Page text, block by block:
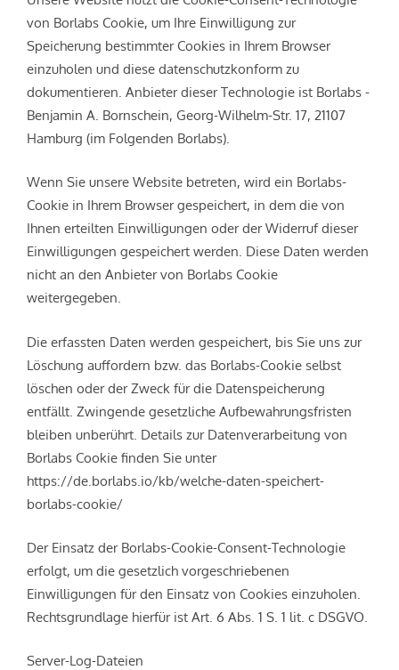
von Borlabs Cookie, um Ihre Einwilligung zur
Speicherung bestimmter Cookies in Ihrem Browser
einzuholen und diese datenschutzkonform zu
dokumentieren. Anbieter dieser Technologie ist Borlabs -
Benjamin A. Bornschein, Georg-Wilhelm-Str. 17, 21107
Hamburg (im Folgenden Borlabs).
Wenn Sie unsere Website betreten, wird ein Borlabs-
Cookie in Ihrem Browser gespeichert, in dem die von
Ihnen erteilten Einwilligungen oder der Widerruf dieser
Einwilligungen gespeichert werden. Diese Daten werden
nicht an den Anbieter von Borlabs Cookie
weitergegeben.
Die erfassten Daten werden gespeichert, bis Sie uns zur
Löschung auffordern bzw. das Borlabs-Cookie selbst
löschen oder der Zweck für die Datenspeicherung
entfällt. Zwingende gesetzliche Aufbewahrungsfristen
bleiben unberührt. Details zur Datenverarbeitung von
Borlabs Cookie finden Sie unter
https://de.borlabs.io/kb/welche-daten-speichert-
borlabs-cookie/
Der Einsatz der Borlabs-Cookie-Consent-Technologie
erfolgt, um die gesetzlich vorgeschriebenen
Einwilligungen für den Einsatz von Cookies einzuholen.
Rechtsgrundlage hierfür ist Art. 6 Abs. 1 S. 1 lit. c DSGVO.
Server-Log-Dateien